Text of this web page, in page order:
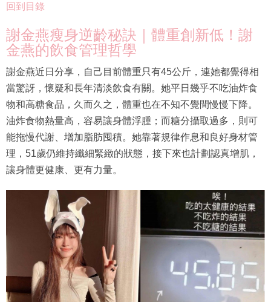
回到目錄
謝金燕瘦身逆齡秘訣｜體重創新低！謝
金燕的飲食管理哲學
謝金燕近日分享，自己目前體重只有45公斤，連她都覺得相
當驚訝，懷疑和長年清淡飲食有關。她平日幾乎不吃油炸食
物和高糖食品，久而久之，體重也在不知不覺間慢慢下降。
油炸食物熱量高，容易讓身體浮腫；而糖分攝取過多，則可
能拖慢代謝、增加脂肪囤積。她靠著規律作息和良好身材管
理，51歲仍維持纖細緊緻的狀態，接下來也計劃認真增肌，
讓身體更健康、更有力量。